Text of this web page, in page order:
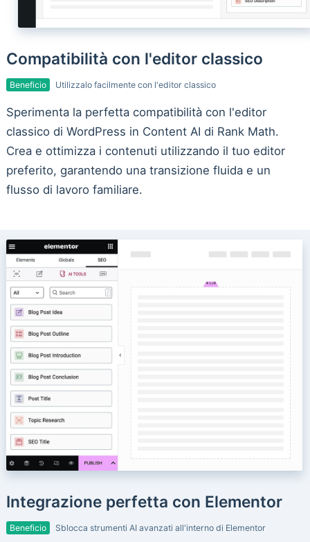
Compatibilità con l'editor classico
Beneficio Utilizzalo facilmente con l'editor classico
Sperimenta la perfetta compatibilità con l'editor
classico di WordPress in Content AI di Rank Math.
Crea e ottimizza i contenuti utilizzando il tuo editor
preferito, garantendo una transizione fluida e un
flusso di lavoro familiare.
Integrazione perfetta con Elementor
Beneficio Sblocca strumenti AI avanzati all'interno di Elementor